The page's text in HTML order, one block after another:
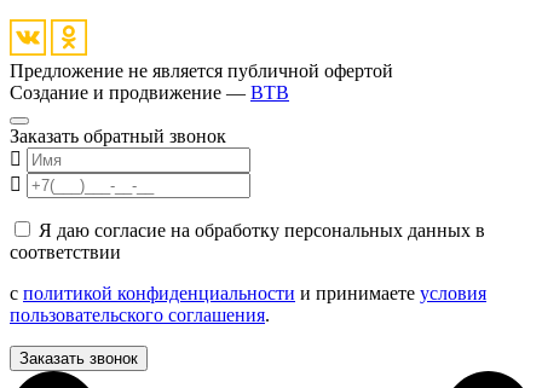
Предложение не является публичной офертой
Создание и продвижение — BTB
Заказать обратный звонок
Я даю согласие на обработку персональных данных в
соответствии
с политикой конфиденциальности и принимаете условия
пользовательского соглашения.
Заказать звонок